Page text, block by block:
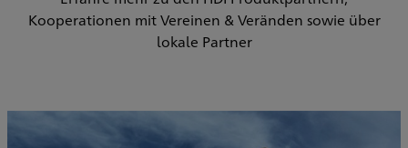
Kooperationen mit Vereinen & Veränden sowie über
lokale Partner